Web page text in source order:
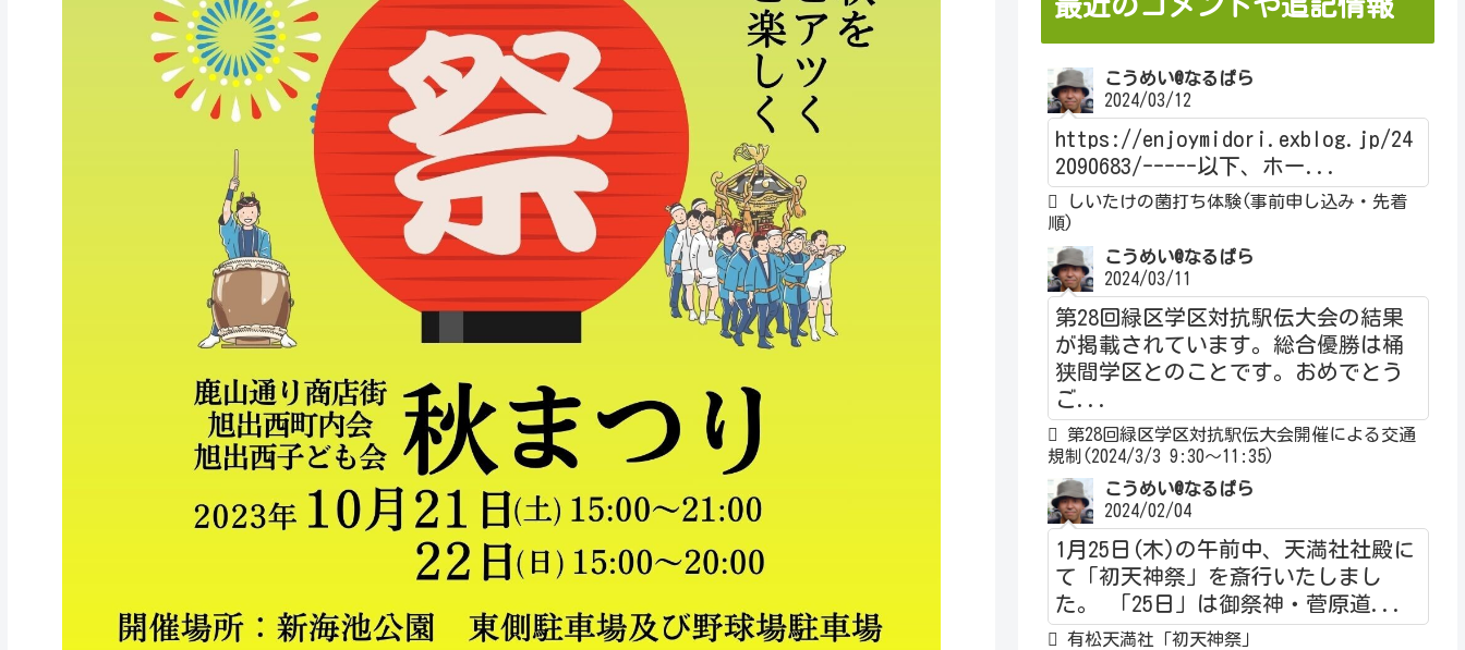
最近のコメントや追記情報
こうめい@なるぱら
2024/03/12
https://enjoymidori.exblog.jp/24
2090683/-----以下、ホー...
しいたけの菌打ち体験(事前申し込み・先着
順)
こうめい@なるぱら
2024/03/11
第28回緑区学区対抗駅伝大会の結果
が掲載されています。総合優勝は桶
狭間学区とのことです。おめでとう
ご...
第28回緑区学区対抗駅伝大会開催による交通
規制(2024/3/3 9:30～11:35)
こうめい@なるぱら
2024/02/04
1月25日(木)の午前中、天満社社殿に
て「初天神祭」を斎行いたしまし
た。 「25日」は御祭神・菅原道...
有松天満社「初天神祭」